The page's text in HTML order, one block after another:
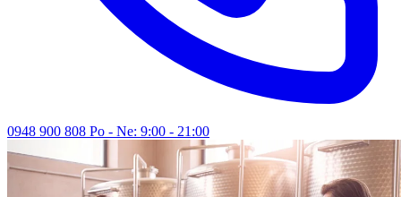
0948 900 808 Po - Ne: 9:00 - 21:00